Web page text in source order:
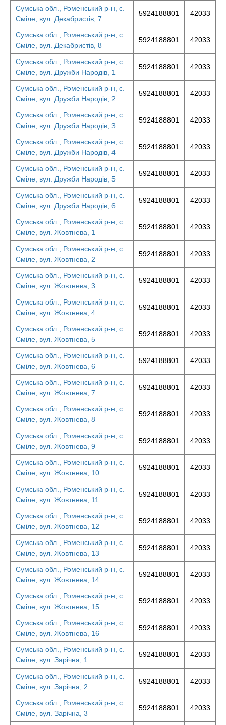
Сумська обл., Роменський р-н, с.
Сміле, вул. Декабристів, 7
5924188801 42033
Сумська обл., Роменський р-н, с.
Сміле, вул. Декабристів, 8
5924188801 42033
Сумська обл., Роменський р-н, с.
Сміле, вул. Дружби Народів, 1
5924188801 42033
Сумська обл., Роменський р-н, с.
Сміле, вул. Дружби Народів, 2
5924188801 42033
Сумська обл., Роменський р-н, с.
Сміле, вул. Дружби Народів, 3
5924188801 42033
Сумська обл., Роменський р-н, с.
Сміле, вул. Дружби Народів, 4
5924188801 42033
Сумська обл., Роменський р-н, с.
Сміле, вул. Дружби Народів, 5
5924188801 42033
Сумська обл., Роменський р-н, с.
Сміле, вул. Дружби Народів, 6
5924188801 42033
Сумська обл., Роменський р-н, с.
Сміле, вул. Жовтнева, 1
5924188801 42033
Сумська обл., Роменський р-н, с.
Сміле, вул. Жовтнева, 2
5924188801 42033
Сумська обл., Роменський р-н, с.
Сміле, вул. Жовтнева, 3
5924188801 42033
Сумська обл., Роменський р-н, с.
Сміле, вул. Жовтнева, 4
5924188801 42033
Сумська обл., Роменський р-н, с.
Сміле, вул. Жовтнева, 5
5924188801 42033
Сумська обл., Роменський р-н, с.
Сміле, вул. Жовтнева, 6
5924188801 42033
Сумська обл., Роменський р-н, с.
Сміле, вул. Жовтнева, 7
5924188801 42033
Сумська обл., Роменський р-н, с.
Сміле, вул. Жовтнева, 8
5924188801 42033
Сумська обл., Роменський р-н, с.
Сміле, вул. Жовтнева, 9
5924188801 42033
Сумська обл., Роменський р-н, с.
Сміле, вул. Жовтнева, 10
5924188801 42033
Сумська обл., Роменський р-н, с.
Сміле, вул. Жовтнева, 11
5924188801 42033
Сумська обл., Роменський р-н, с.
Сміле, вул. Жовтнева, 12
5924188801 42033
Сумська обл., Роменський р-н, с.
Сміле, вул. Жовтнева, 13
5924188801 42033
Сумська обл., Роменський р-н, с.
Сміле, вул. Жовтнева, 14
5924188801 42033
Сумська обл., Роменський р-н, с.
Сміле, вул. Жовтнева, 15
5924188801 42033
Сумська обл., Роменський р-н, с.
Сміле, вул. Жовтнева, 16
5924188801 42033
Сумська обл., Роменський р-н, с.
Сміле, вул. Зарічна, 1
5924188801 42033
Сумська обл., Роменський р-н, с.
Сміле, вул. Зарічна, 2
5924188801 42033
Сумська обл., Роменський р-н, с.
Сміле, вул. Зарічна, 3
5924188801 42033